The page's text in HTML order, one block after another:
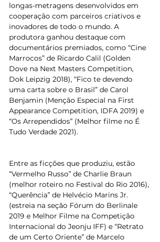
longas-metragens desenvolvidos em
cooperação com parceiros criativos e
inovadores de todo o mundo. A
produtora ganhou destaque com
documentários premiados, como “Cine
Marrocos” de Ricardo Calil (Golden
Dove na Next Masters Competition,
Dok Leipzig 2018), “Fico te devendo
uma carta sobre o Brasil” de Carol
Benjamin (Menção Especial na First
Appearance Competition, IDFA 2019) e
“Os Arrependidos” (Melhor filme no É
Tudo Verdade 2021).
Entre as ficções que produziu, estão
“Vermelho Russo” de Charlie Braun
(melhor roteiro no Festival do Rio 2016),
“Querência” de Helvécio Marins Jr.
(estreia na seção Fórum do Berlinale
2019 e Melhor Filme na Competição
Internacional do Jeonju IFF) e “Retrato
de um Certo Oriente” de Marcelo